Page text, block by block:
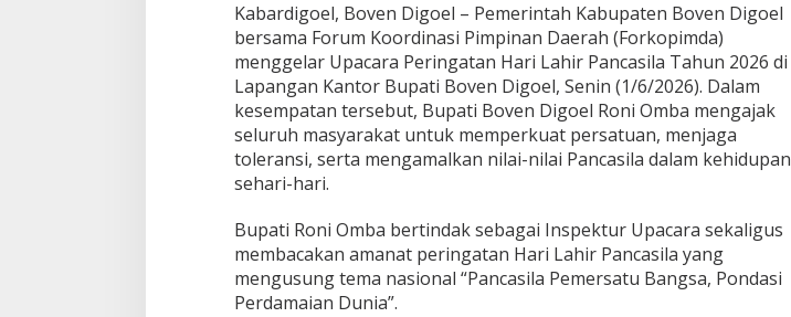
Kabardigoel, Boven Digoel – Pemerintah Kabupaten Boven Digoel
bersama Forum Koordinasi Pimpinan Daerah (Forkopimda)
menggelar Upacara Peringatan Hari Lahir Pancasila Tahun 2026 di
Lapangan Kantor Bupati Boven Digoel, Senin (1/6/2026). Dalam
kesempatan tersebut, Bupati Boven Digoel Roni Omba mengajak
seluruh masyarakat untuk memperkuat persatuan, menjaga
toleransi, serta mengamalkan nilai-nilai Pancasila dalam kehidupan
sehari-hari.
Bupati Roni Omba bertindak sebagai Inspektur Upacara sekaligus
membacakan amanat peringatan Hari Lahir Pancasila yang
mengusung tema nasional “Pancasila Pemersatu Bangsa, Pondasi
Perdamaian Dunia”.